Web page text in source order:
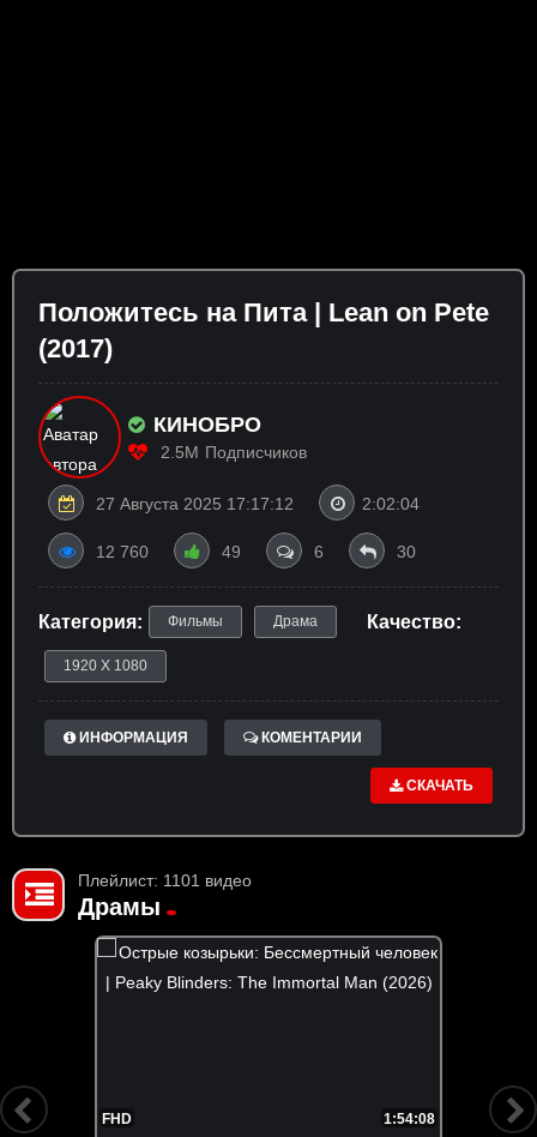
Положитесь на Пита | Lean on Pete
(2017)
КИНОБРО
2.5M Подписчиков
27 Августа 2025 17:17:12 2:02:04
12 760 49 6 30
Категория: Фильмы Драма Качество:
1920 X 1080
ИНФОРМАЦИЯ КОМЕНТАРИИ
СКАЧАТЬ
Плейлист: 1101 видео
Драмы
FHD 1:54:08